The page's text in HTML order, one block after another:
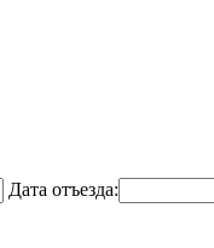
Дата отъезда: